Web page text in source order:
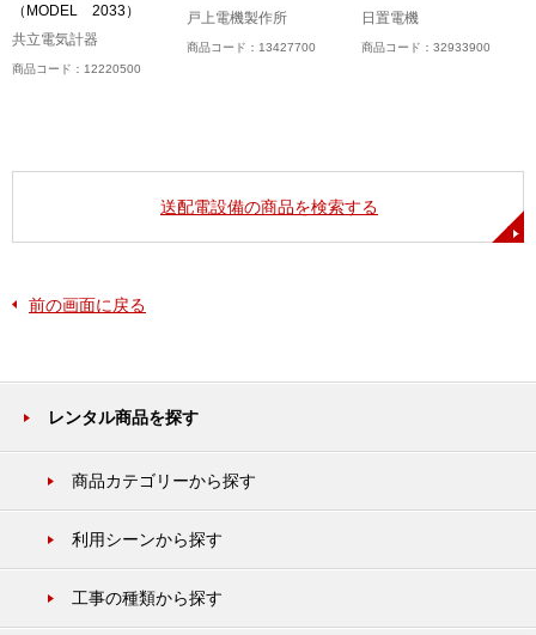
（MODEL 2033）
共立電気計器
商品コード：12220500
戸上電機製作所
商品コード：13427700
日置電機
商品コード：32933900
送配電設備の商品を検索する
前の画面に戻る
レンタル商品を探す
商品カテゴリーから探す
利用シーンから探す
工事の種類から探す